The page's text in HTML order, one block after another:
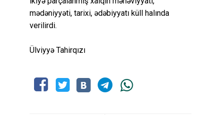
mədəniyyəti, tarixi, ədəbiyyatı küll halında
verilirdi.
Ülviyyə Tahirqızı